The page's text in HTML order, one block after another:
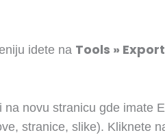
idete na Tools » Export
na novu stranicu gde imate
stranice, slike). Kliknete